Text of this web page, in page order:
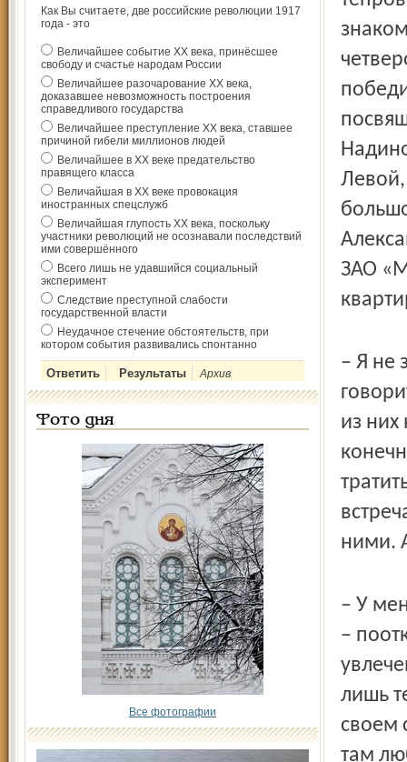
Как Вы считаете, две российские революции 1917
года - это
Величайшее событие ХХ века, принёсшее
свободу и счастье народам России
Величайшее разочарование ХХ века,
доказавшее невозможность построения
справедливого государства
Величайшее преступление ХХ века, ставшее
причиной гибели миллионов людей
Величайшее в ХХ веке предательство
правящего класса
Величайшая в ХХ веке провокация
иностранных спецслужб
Величайшая глупость ХХ века, поскольку
участники революций не осознавали последствий
ими совершённого
Всего лишь не удавшийся социальный
эксперимент
Следствие преступной слабости
государственной власти
Неудачное стечение обстоятельств, при
котором события развивались спонтанно
Архив
Фото дня
Все фотографии
Левой,
ЗАО
– Я не
из них
ними.
– У
–
лишь
своем
там